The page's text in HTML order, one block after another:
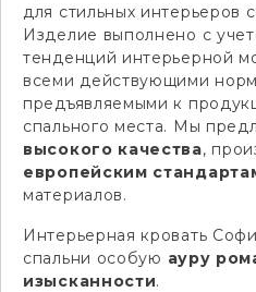
для стильных интерьеров
Изделие выполнено с
тенденций интерьерной
всеми действующими
предъявляемыми к
спального места. Мы
высокого качества,
европейским
материалов.
Интерьерная кровать
спальни особую ауру
изысканности.